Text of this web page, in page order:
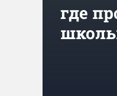
где